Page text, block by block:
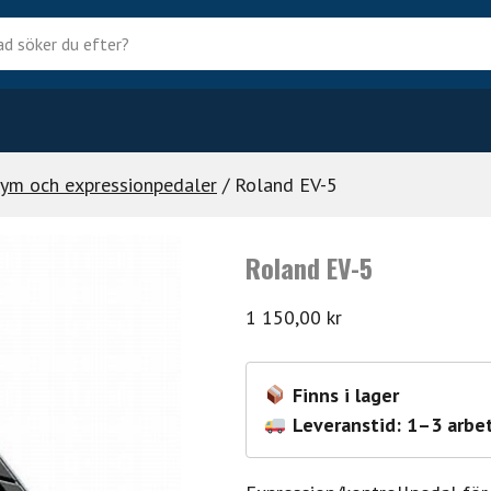
och expressionpedaler / Roland EV-5
Roland EV-5
1 150,00 kr
Finns i lager
Leveranstid: 1–3